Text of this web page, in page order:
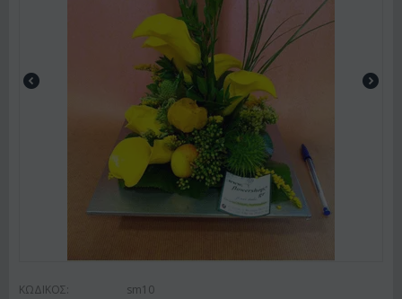
ΚΩΔΙΚΟΣ: sm10